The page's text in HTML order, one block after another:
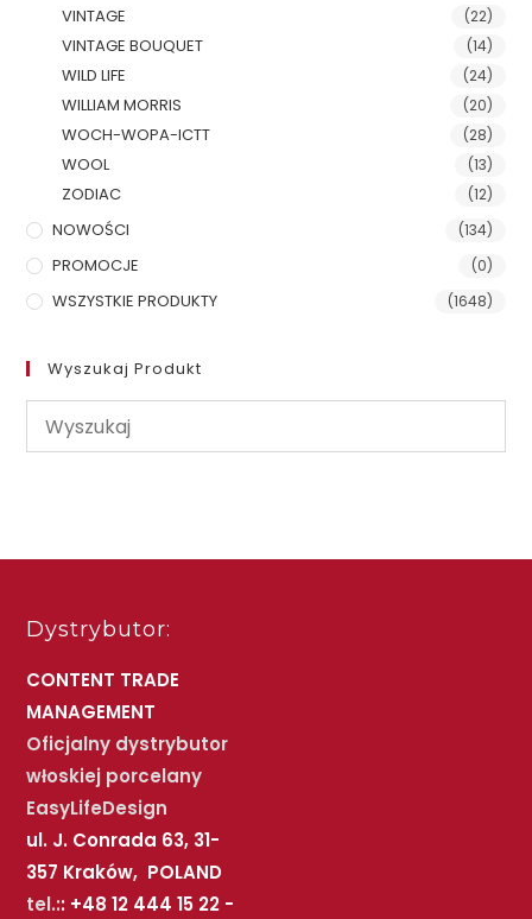
VINTAGE (22)
VINTAGE BOUQUET (14)
WILD LIFE (24)
WILLIAM MORRIS (20)
WOCH-WOPA-ICTT (28)
WOOL (13)
ZODIAC (12)
NOWOŚCI (134)
PROMOCJE (0)
WSZYSTKIE PRODUKTY (1648)
Wyszukaj Produkt
Dystrybutor:
CONTENT TRADE
MANAGEMENT
Oficjalny dystrybutor
włoskiej porcelany
EasyLifeDesign
ul. J. Conrada 63, 31-
357 Kraków, POLAND
tel.:: +48 12 444 15 22 -